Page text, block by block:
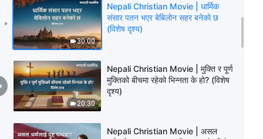
30:00
Nepali Christian Movie | धार्मिक
संसार पतन भएर बेबिलोन सहर बनेको छ
(विशेष दृश्य)
20:30
Nepali Christian Movie | मुक्ति र पूर्ण
मुक्तिको बीचमा रहेको भिन्‍नता के हो? (विशेष
दृश्य)
Nepali Christian Movie | असल